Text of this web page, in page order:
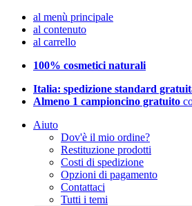
al menù principale
al contenuto
al carrello
100% cosmetici naturali
Italia: spedizione standard
Almeno 1 campioncino gratuito
Aiuto
Dov'è il mio ordine?
Restituzione prodotti
Costi di spedizione
Opzioni di pagamento
Contattaci
Tutti i temi